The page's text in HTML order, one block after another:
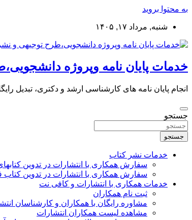
به محتوا بروید
شنبه, مرداد ۱۷, ۱۴۰۵
خدمات پایان نامه وپروژه
انجام پایان نامه های کارشناسی ارشد و دکتری،
جستجو
جستجو
خدمات نشر کتاب
سفارش همکاری با انتشارات در تدوین
سفارش همکاری با انتشارات در تدوین
خدمات همکاری با انتشارات و کافی نت
ثبت نام همکاران
مشاوره رایگان با همکاران و کارشناسان
مشاهده لیست همکاران انتشارات